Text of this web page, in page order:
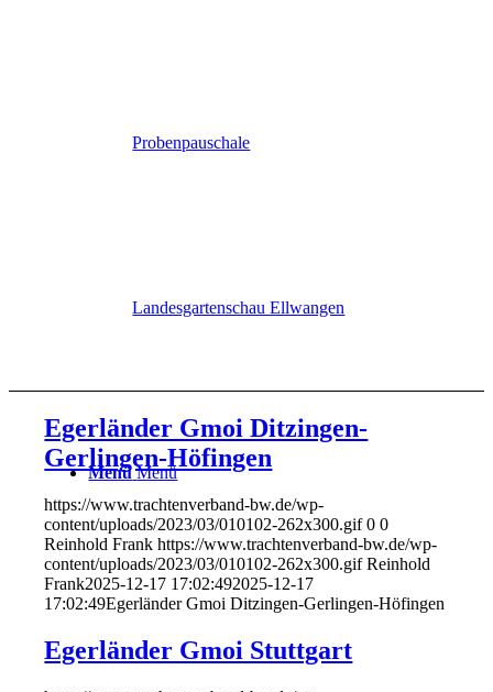
Probenpauschale
Landesgartenschau Ellwangen
Menü Menü
Egerländer Gmoi Ditzingen-
Gerlingen-Höfingen
https://www.trachtenverband-bw.de/wp-
content/uploads/2023/03/010102-262x300.gif 0 0
Reinhold Frank https://www.trachtenverband-bw.de/wp-
content/uploads/2023/03/010102-262x300.gif Reinhold
Frank2025-12-17 17:02:492025-12-17
17:02:49Egerländer Gmoi Ditzingen-Gerlingen-Höfingen
Egerländer Gmoi Stuttgart